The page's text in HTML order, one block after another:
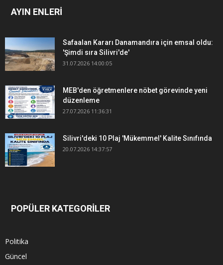
AYIN ENLERİ
Safaalan Kararı Danamandıra için emsal oldu:
'Şimdi sıra Silivri'de'
31.07.2026 14:00:05
MEB'den öğretmenlere nöbet görevinde yeni
düzenleme
27.07.2026 11:36:31
Silivri'deki 10 Plaj 'Mükemmel' Kalite Sınıfında
20.07.2026 14:37:57
POPÜLER KATEGORİLER
Politika
Güncel